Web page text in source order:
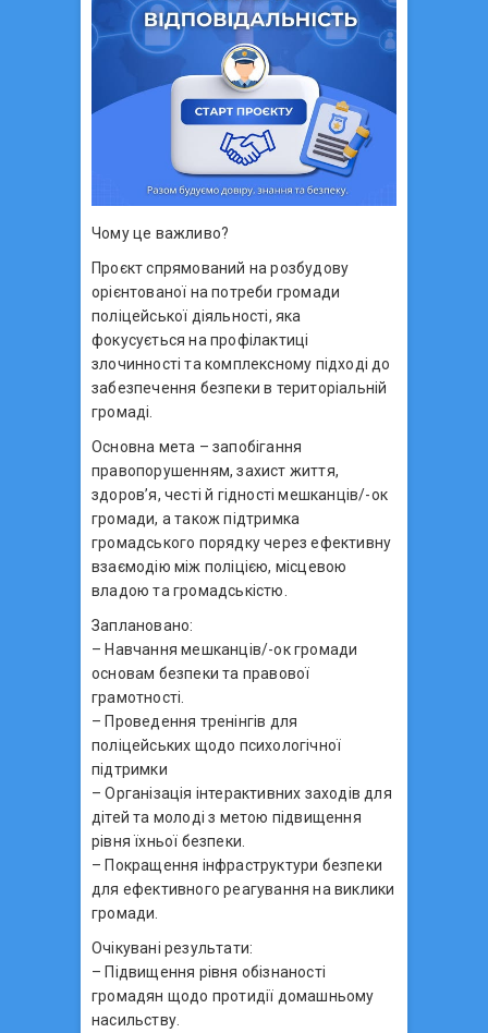
Чому це важливо?
Проєкт спрямований на розбудову
орієнтованої на потреби громади
поліцейської діяльності, яка
фокусується на профілактиці
злочинності та комплексному підході до
забезпечення безпеки в територіальній
громаді.
Основна мета – запобігання
правопорушенням, захист життя,
здоров’я, честі й гідності мешканців/-ок
громади, а також підтримка
громадського порядку через ефективну
взаємодію між поліцією, місцевою
владою та громадськістю.
Заплановано:
– Навчання мешканців/-ок громади
основам безпеки та правової
грамотності.
– Проведення тренінгів для
поліцейських щодо психологічної
підтримки
– Організація інтерактивних заходів для
дітей та молоді з метою підвищення
рівня їхньої безпеки.
– Покращення інфраструктури безпеки
для ефективного реагування на виклики
громади.
Очікувані результати:
– Підвищення рівня обізнаності
громадян щодо протидії домашньому
насильству.